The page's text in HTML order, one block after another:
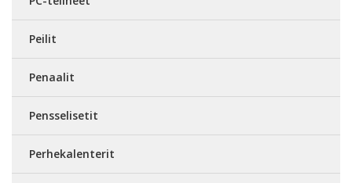
Peilit
Penaalit
Pensselisetit
Perhekalenterit